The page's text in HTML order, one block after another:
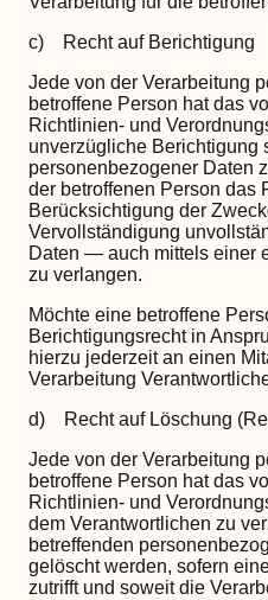
c) Recht auf Berichtigung
Jede von der Verarbeitung
betroffene Person hat das
Richtlinien- und
unverzügliche Berichtigung
personenbezogener Daten
der betroffenen Person das
Berücksichtigung der
Vervollständigung
Daten — auch mittels einer
zu verlangen.
Möchte eine betroffene
Berichtigungsrecht in
hierzu jederzeit an einen
Verarbeitung
d) Recht auf Löschung
Jede von der Verarbeitung
betroffene Person hat das
Richtlinien- und
dem Verantwortlichen zu
betreffenden
gelöscht werden, sofern
zutrifft und soweit die